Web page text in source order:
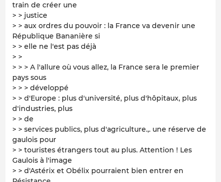
train de créer une
> > justice
> > aux ordres du pouvoir : la France va devenir une
République Bananière si
> > elle ne l'est pas déjà
> >
> > > A l'allure où vous allez, la France sera le premier
pays sous
> > > développé
> > d'Europe : plus d'université, plus d'hôpitaux, plus
d'industries, plus
> > de
> > services publics, plus d'agriculture.,. une réserve de
gaulois pour
> > touristes étrangers tout au plus. Attention ! Les
Gaulois à l'image
> > d'Astérix et Obélix pourraient bien entrer en